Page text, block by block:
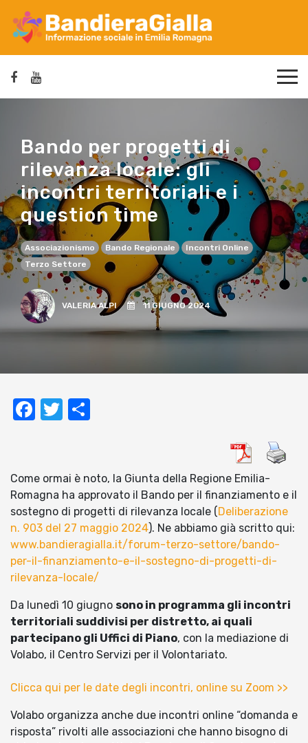
Bando per progetti di
rilevanza locale: gli
incontri territoriali e i
question time
Associazionismo Bando Regionale
Incontri Online
Terzo Settore
VALERIA ALPI 11 GIUGNO 2024
Facebook
Twitter
Come ormai è noto, la Giunta della Regione Emilia-
Romagna ha approvato il Bando per il finanziamento e il
sostegno di progetti di rilevanza locale ( Deliberazione
n. 903 del 27 maggio 2024). Ne abbiamo già scritto qui:
www.bandieragialla.it/forum-terzo-settore/bando-
per-il-finanziamento-e-il-sostegno-di-progetti-di-
rilevanza-locale/
Da lunedì 10 giugno sono in programma gli incontri
territoriali suddivisi per distretto, ai quali
partecipano gli Uffici di Piano, con la mediazione di
Volabo, il Centro Servizi per il Volontariato.
Clicca qui per le date degli incontri, online su Zoom >>
Volabo organizza anche due incontri online “domanda e
risposta” rivolti alle associazioni che hanno bisogno di